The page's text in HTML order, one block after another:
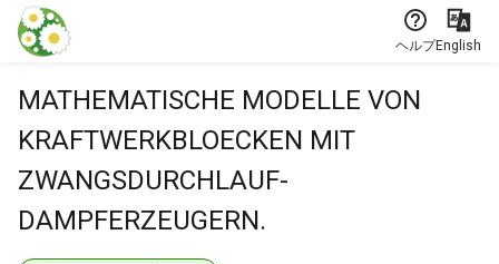
本文に飛ぶ
ヘルプEnglish
MATHEMATISCHE MODELLE VON
KRAFTWERKBLOECKEN MIT
ZWANGSDURCHLAUF-
DAMPFERZEUGERN.